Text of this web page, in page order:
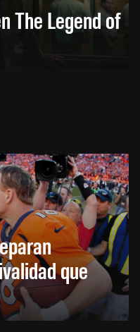
The Legend of
que